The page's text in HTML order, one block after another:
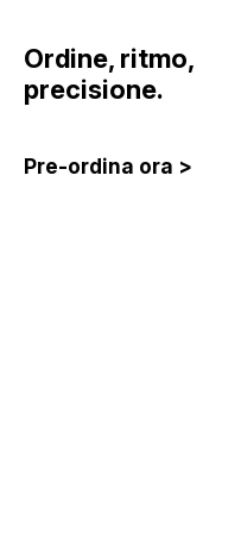
Ordine, ritmo,
precisione.
Pre-ordina ora >